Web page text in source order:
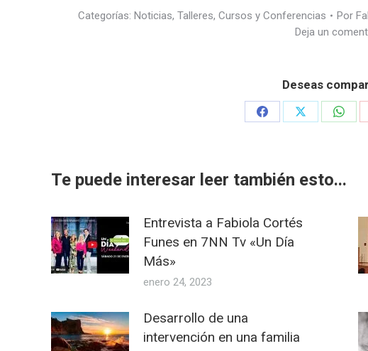
Categorías: Noticias, Talleres, Cursos y Conferencias Por
Deja un
Deseas
Share
Share
Share
Te puede interesar leer también esto...
Entrevista a Fabiola Cortés
Funes en 7NN Tv «Un Día
Más»
enero 24, 2023
Desarrollo de una
intervención en una familia